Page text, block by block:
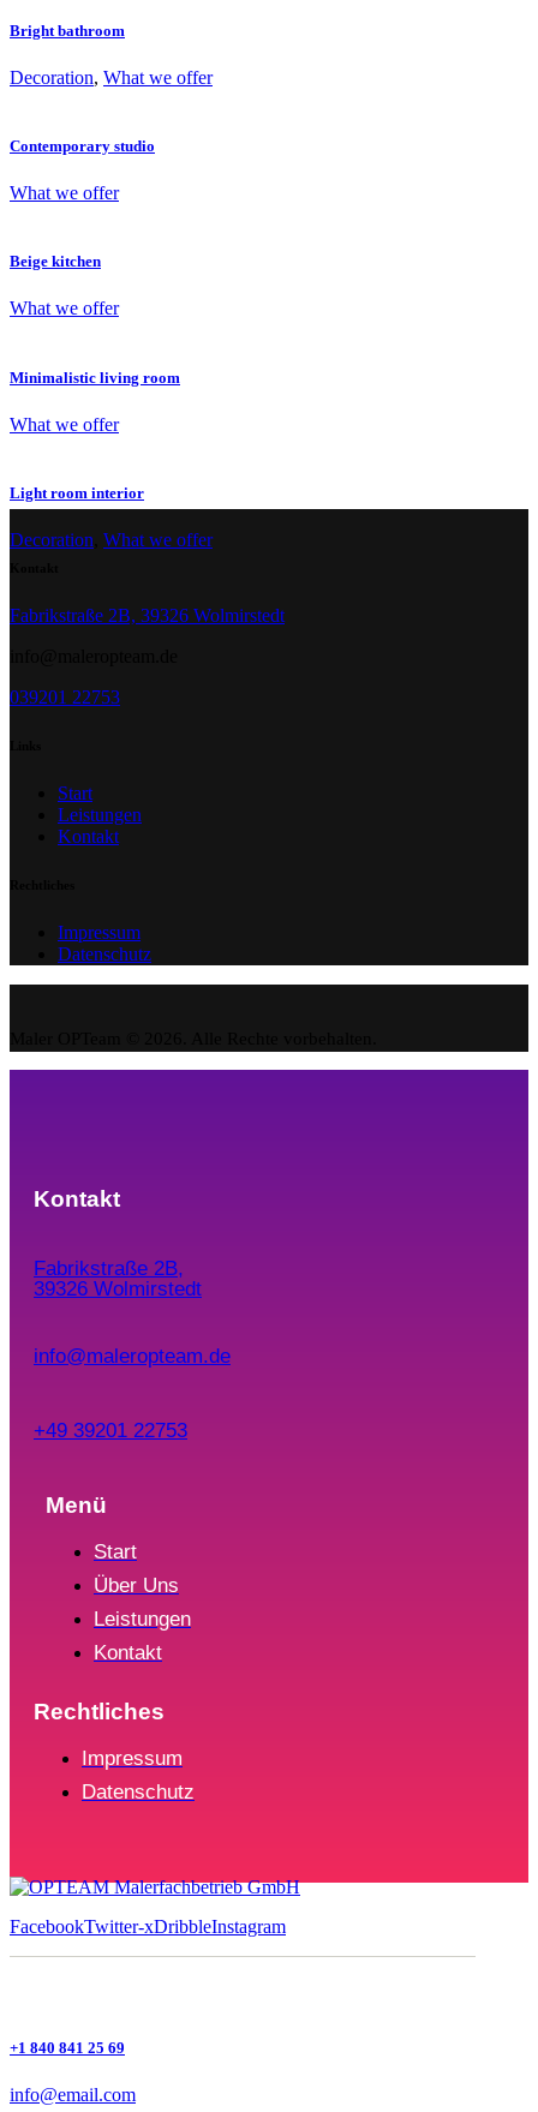
Bright bathroom
Decoration, What we offer
Contemporary studio
What we offer
Beige kitchen
What we offer
Minimalistic living room
What we offer
Light room interior
Decoration What we offer
Fabrikstraße 2B, 39326 Wolmirstedt
039201 22753
Start
Leistungen
Kontakt
Impressum
Datenschutz
Kontakt
Fabrikstraße 2B,
39326 Wolmirstedt
info@maleropteam.de
+49 39201 22753
Menü
Start
Über Uns
Leistungen
Kontakt
Rechtliches
Impressum
Datenschutz
FacebookTwitter-xDribbleInstagram
+1 840 841 25 69
info@email.com